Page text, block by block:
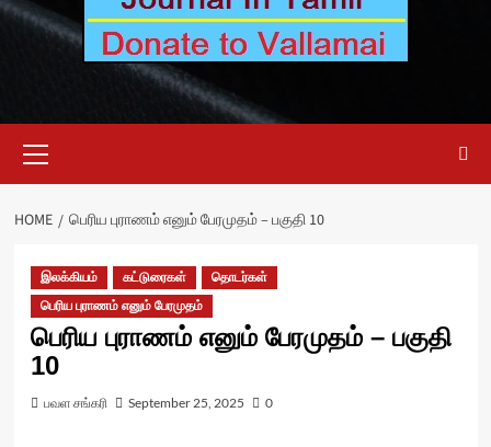
Menu
HOME பெரிய புராணம் எனும் பேரமுதம் – பகுதி 10
இலக்கியம் கட்டுரைகள்
தொடர்கள்
பெரிய புராணம் எனும் பேரமுதம்
பெரிய புராணம் எனும் பேரமுதம் – பகுதி
10
பவள சங்கரி September 25, 2025 0